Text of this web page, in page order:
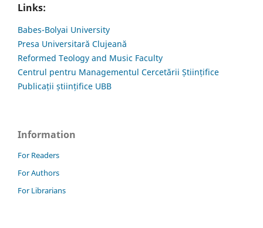
Links:
Babes-Bolyai University
Presa Universitară Clujeană
Reformed Teology and Music Faculty
Centrul pentru Managementul Cercetării Științifice
Publicații științifice UBB
Information
For Readers
For Authors
For Librarians